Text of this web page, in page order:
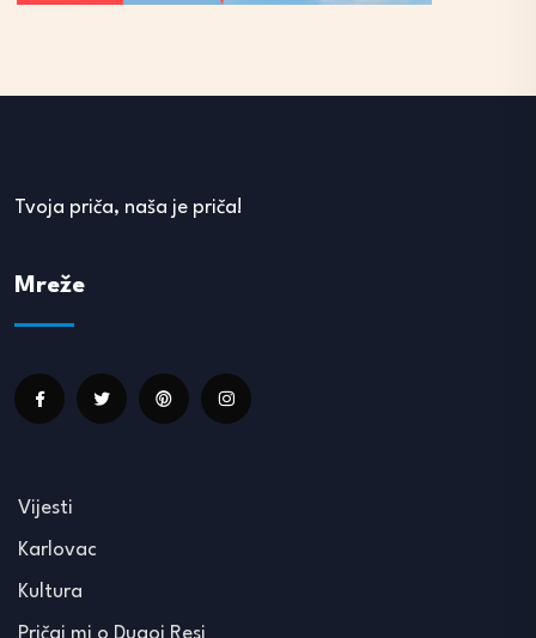
Tvoja priča, naša je priča!
Mreže
Vijesti
Karlovac
Kultura